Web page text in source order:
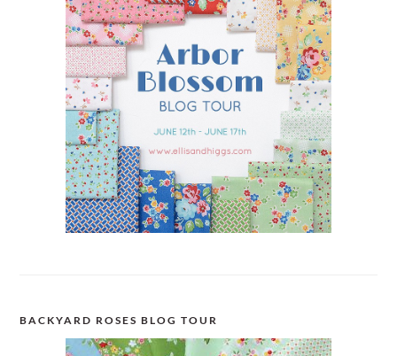
BACKYARD ROSES BLOG TOUR